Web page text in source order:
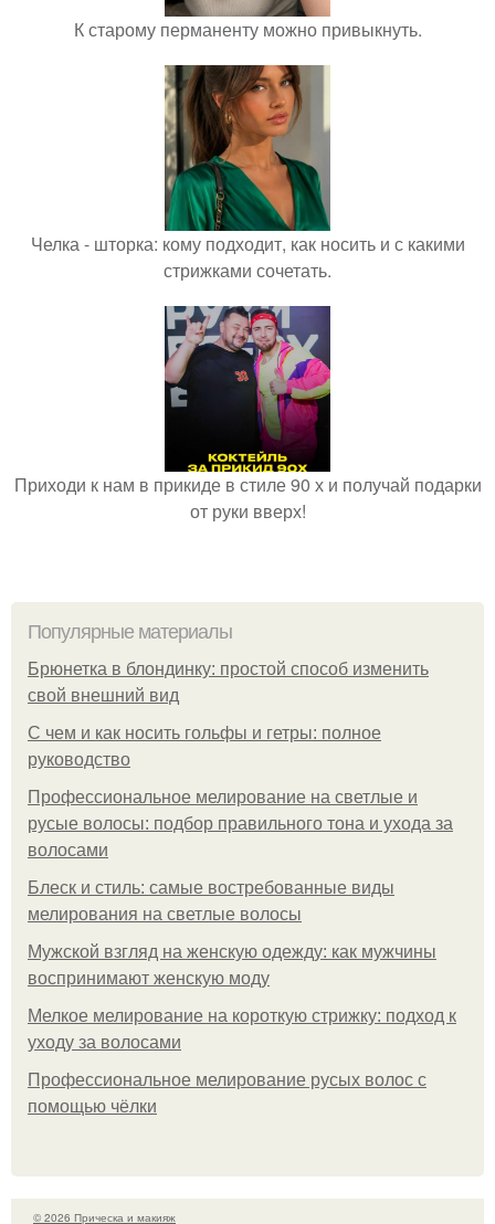
К старому перманенту можно привыкнуть.
Челка - шторка: кому подходит, как носить и с какими
стрижками сочетать.
Приходи к нам в прикиде в стиле 90 х и получай подарки
от руки вверх!
Популярные материалы
Брюнетка в блондинку: простой способ изменить
свой внешний вид
С чем и как носить гольфы и гетры: полное
руководство
Профессиональное мелирование на светлые и
русые волосы: подбор правильного тона и ухода за
волосами
Блеск и стиль: самые востребованные виды
мелирования на светлые волосы
Мужской взгляд на женскую одежду: как мужчины
воспринимают женскую моду
Мелкое мелирование на короткую стрижку: подход к
уходу за волосами
Профессиональное мелирование русых волос с
помощью чёлки
© 2026 Прическа и макияж